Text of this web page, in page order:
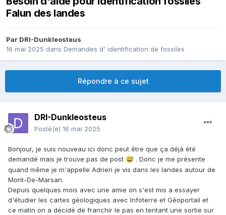
Falun des landes
Par DRI-Dunkleosteus
16 mai 2025 dans Demandes d' identification de fossiles
Répondre à ce sujet
DRI-Dunkleosteus
Posté(e) 16 mai 2025
Bonjour, je suis nouveau ici donc peut être que ça déjà été
demandé mais je trouve pas de post 😅 . Donc je me présente
quand même je m'appelle Adrien je vis dans les landes autour de
Mont-De-Marsan.
Depuis quelques mois avec une amie on s'est mis a essayer
d'étudier les cartes géologiques avec Infoterre et Géoportail et
ce matin on a décidé de franchir le pas en tentant une sortie sur